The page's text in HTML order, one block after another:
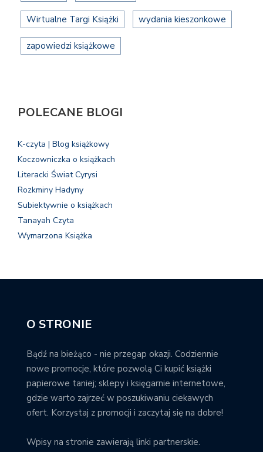
Wirtualne Targi Książki wydania kieszonkowe
zapowiedzi książkowe
POLECANE BLOGI
K-czyta | Blog książkowy
Koczowniczka o książkach
Literacki Świat Cyrysi
Rozkminy Hadyny
Subiektywnie o książkach
Tanayah Czyta
Wymarzona Książka
O STRONIE
Bądź na bieżąco - nie przegap okazji. Codziennie
nowe promocje, które pozwolą Ci kupić książki
papierowe taniej; sklepy i księgarnie internetowe,
gdzie warto zajrzeć w poszukiwaniu ciekawych
ofert. Korzystaj z promocji i zaczytaj się na dobre!
Wpisy na stronie zawierają linki partnerskie.